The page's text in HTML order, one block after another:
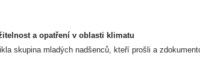
a opatření v oblasti klimatu
skupina mladých nadšenců, kteří prošli a